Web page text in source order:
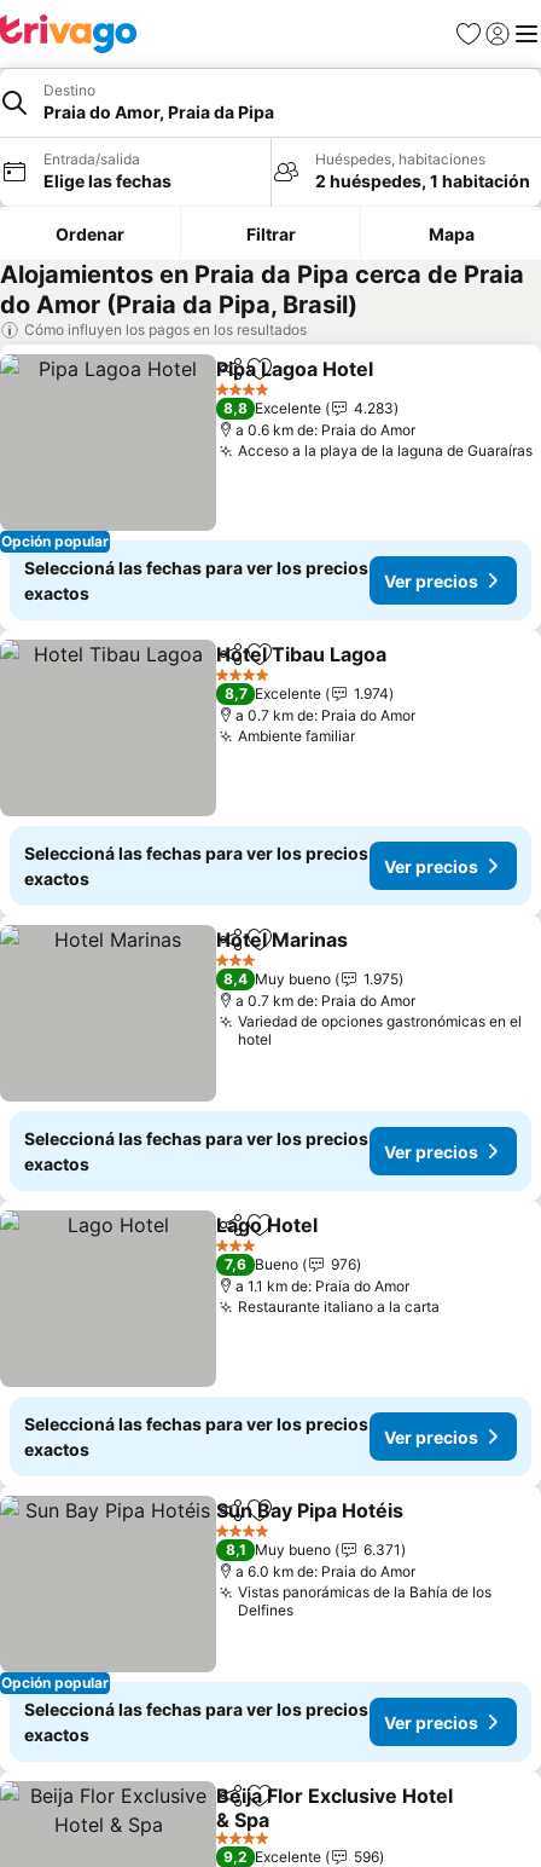
Favoritos
Iniciar
Destino
Praia do Amor, Praia da Pipa
Entrada/salida
Elige las fechas
Huéspedes, habitaciones
2 huéspedes, 1 habitación
Ordenar Filtrar Mapa
Alojamientos en Praia da Pipa cerca de Praia
do Amor (Praia da Pipa, Brasil)
Cómo influyen los pagos en los resultados
Opción popular
CompartirAñadir a favoritos
Pipa Lagoa Hotel
4 Estrellas
8,8 Excelente
4.283
a 0.6 km de: Praia do Amor
Acceso a la playa de la laguna de Guaraíras
Seleccioná las fechas para ver los precios
exactos
Ver precios
CompartirAñadir a favoritos
Hotel Tibau Lagoa
4 Estrellas
8,7 Excelente
1.974
a 0.7 km de: Praia do Amor
Ambiente familiarVer precios
Seleccioná las fechas para ver los precios
exactos
Ver precios
CompartirAñadir a favoritos
Hotel Marinas
3 Estrellas
8,4 Muy bueno
1.975
a 0.7 km de: Praia do Amor
Variedad de opciones gastronómicas en el
hotel
Seleccioná las fechas para ver los precios
exactos
Ver precios
CompartirAñadir a favoritos
Lago Hotel
3 Estrellas
7,6 Bueno
976
a 1.1 km de: Praia do Amor
Restaurante italiano a la carta
Seleccioná las fechas para ver los precios
exactos
Ver precios
Opción popular
CompartirAñadir a favoritos
Sun Bay Pipa Hotéis
4 Estrellas
8,1 Muy bueno
6.371
a 6.0 km de: Praia do Amor
Vistas panorámicas de la Bahía de los
Delfines
Seleccioná las fechas para ver los precios
exactos
Ver precios
CompartirAñadir a favoritos
Beija Flor Exclusive Hotel
& Spa
Ver precios
4 Estrellas
9,2 Excelente
596